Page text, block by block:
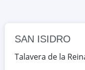
Google
ESCUELA
SAN ISIDRO
Talavera de la